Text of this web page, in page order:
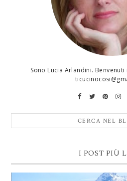
Sono Lucia Arlandini. Benvenuti
I POST PIÙ